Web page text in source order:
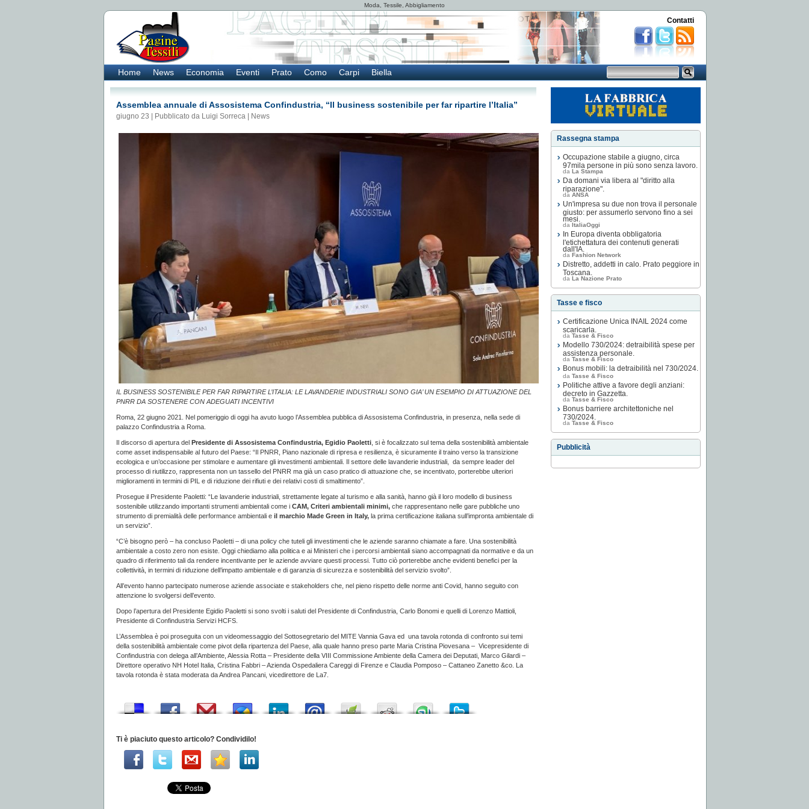
Moda, Tessile, Abbigliamento
Contatti
Home News Economia Eventi Prato Como Carpi Biella
Assemblea annuale di Assosistema Confindustria, “Il business sostenibile per far ripartire l’Italia”
giugno 23 | Pubblicato da Luigi Sorreca | News
IL BUSINESS SOSTENIBILE PER FAR RIPARTIRE L’ITALIA: LE LAVANDERIE INDUSTRIALI SONO GIA’ UN ESEMPIO DI ATTUAZIONE DEL
PNRR DA SOSTENERE CON ADEGUATI INCENTIVI
Roma, 22 giugno 2021. Nel pomeriggio di oggi ha avuto luogo l’Assemblea pubblica di Assosistema Confindustria, in presenza, nella sede di
palazzo Confindustria a Roma.
Il discorso di apertura del Presidente di Assosistema Confindustria, Egidio Paoletti , si è focalizzato sul tema della sostenibilità ambientale
come asset indispensabile al futuro del Paese: “Il PNRR, Piano nazionale di ripresa e resilienza, è sicuramente il traino verso la transizione
ecologica e un’occasione per stimolare e aumentare gli investimenti ambientali. Il settore delle lavanderie industriali, da sempre leader del
processo di riutilizzo, rappresenta non un tassello del PNRR ma già un caso pratico di attuazione che, se incentivato, porterebbe ulteriori
miglioramenti in termini di PIL e di riduzione dei rifiuti e dei relativi costi di smaltimento”.
Prosegue il Presidente Paoletti: “Le lavanderie industriali, strettamente legate al turismo e alla sanità, hanno già il loro modello di business
sostenibile utilizzando importanti strumenti ambientali come i CAM, Criteri ambientali minimi, che rappresentano nelle gare pubbliche uno
strumento di premialità delle performance ambientali e il marchio Made Green in Italy, la prima certificazione italiana sull’impronta ambientale di
un servizio”.
“C’è bisogno però – ha concluso Paoletti – di una policy che tuteli gli investimenti che le aziende saranno chiamate a fare. Una sostenibilità
ambientale a costo zero non esiste. Oggi chiediamo alla politica e ai Ministeri che i percorsi ambientali siano accompagnati da normative e da un
quadro di riferimento tali da rendere incentivante per le aziende avviare questi processi. Tutto ciò porterebbe anche evidenti benefici per la
collettività, in termini di riduzione dell’impatto ambientale e di garanzia di sicurezza e sostenibilità del servizio svolto”.
All’evento hanno partecipato numerose aziende associate e stakeholders che, nel pieno rispetto delle norme anti Covid, hanno seguito con
attenzione lo svolgersi dell’evento.
Dopo l’apertura del Presidente Egidio Paoletti si sono svolti i saluti del Presidente di Confindustria, Carlo Bonomi e quelli di Lorenzo Mattioli,
Presidente di Confindustria Servizi HCFS.
L’Assemblea è poi proseguita con un videomessaggio del Sottosegretario del MITE Vannia Gava ed una tavola rotonda di confronto sui temi
della sostenibilità ambientale come pivot della ripartenza del Paese, alla quale hanno preso parte Maria Cristina Piovesana – Vicepresidente di
Confindustria con delega all’Ambiente, Alessia Rotta – Presidente della VIII Commissione Ambiente della Camera dei Deputati, Marco Gilardi –
Direttore operativo NH Hotel Italia, Cristina Fabbri – Azienda Ospedaliera Careggi di Firenze e Claudia Pomposo – Cattaneo Zanetto &co. La
tavola rotonda è stata moderata da Andrea Pancani, vicedirettore de La7.
Ti è piaciuto questo articolo? Condividilo!
Rassegna stampa
Occupazione stabile a giugno, circa
97mila persone in più sono senza lavoro.
da La Stampa
Da domani via libera al "diritto alla
riparazione".
da ANSA
Un'impresa su due non trova il personale
giusto: per assumerlo servono fino a sei
mesi.
da ItaliaOggi
In Europa diventa obbligatoria
l'etichettatura dei contenuti generati
dall'IA.
da Fashion Network
Distretto, addetti in calo. Prato peggiore in
Toscana.
da La Nazione Prato
Tasse e fisco
Certificazione Unica INAIL 2024 come
scaricarla.
da Tasse & Fisco
Modello 730/2024: detraibilità spese per
assistenza personale.
da Tasse & Fisco
Bonus mobili: la detraibilità nel 730/2024.
da Tasse & Fisco
Politiche attive a favore degli anziani:
decreto in Gazzetta.
da Tasse & Fisco
Bonus barriere architettoniche nel
730/2024.
da Tasse & Fisco
Pubblicità